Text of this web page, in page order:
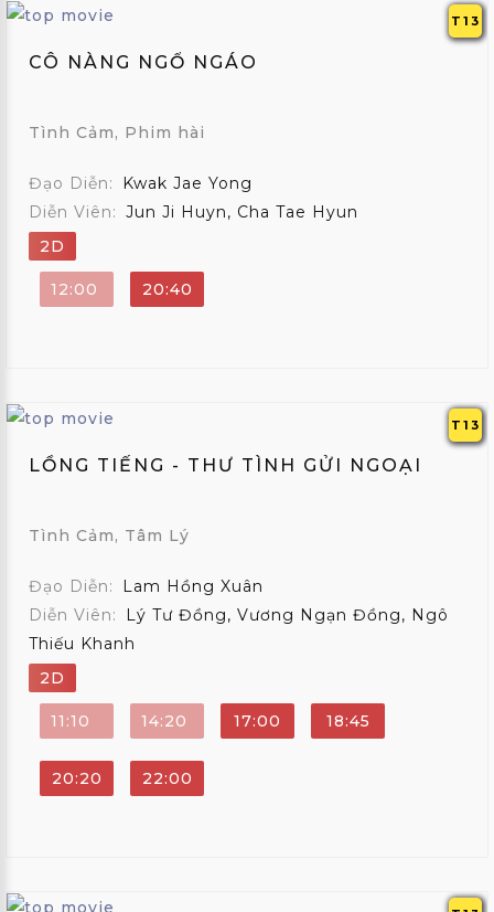
T13
CÔ NÀNG NGỔ NGÁO
Tình Cảm, Phim hài
Đạo Diễn:
Kwak Jae Yong
Diễn Viên: Jun Ji Huyn, Cha Tae Hyun
2D
12:00 20:40
T13
LỒNG TIẾNG - THƯ TÌNH GỬI NGOẠI
Tình Cảm, Tâm Lý
Đạo Diễn:
Lam Hồng Xuân
Diễn Viên:
Lý Tư Đồng, Vương Ngạn Đồng, Ngô
Thiếu Khanh
2D
11:10 14:20 17:00 18:45
20:20 22:00